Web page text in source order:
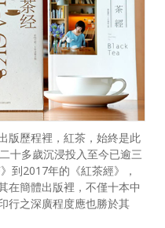
版歷程裡，紅茶，始終是此
多歲沉浸投入至今已逾三
到2017年的《紅茶經》，
在簡體出版裡，不僅十本中
行之深廣程度應也勝於其